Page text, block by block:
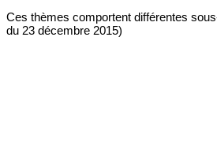
Ces thèmes comportent différentes
du 23 décembre 2015)